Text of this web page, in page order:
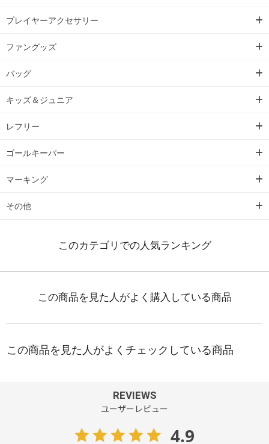
プレイヤーアクセサリー
ファングッズ
バッグ
キッズ＆ジュニア
レフリー
ゴールキーパー
マーキング
その他
REVIEWS
ユーザーレビュー
4.9